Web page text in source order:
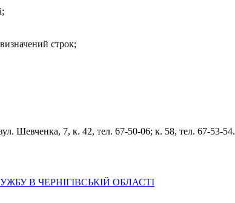
строк;
Шевченка, 7, к. 42, тел. 67-50-06; к. 58, тел. 67-53-54.
В ЧЕРНІГІВСЬКІЙ ОБЛАСТІ